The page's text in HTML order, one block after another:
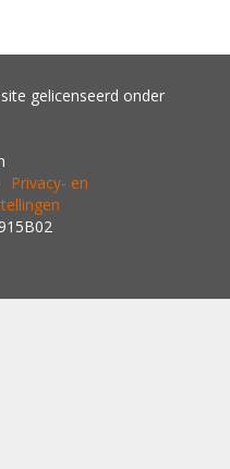
gelicenseerd onder
Privacy- en